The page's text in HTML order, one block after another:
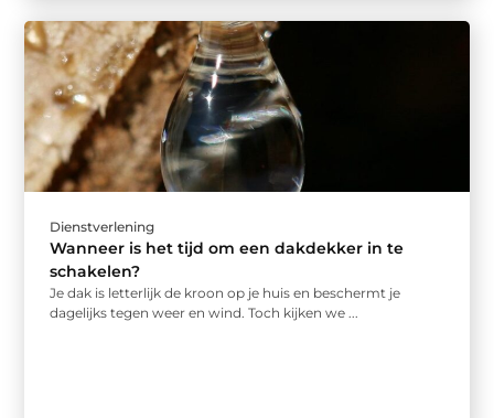
Dienstverlening
Wanneer is het tijd om een dakdekker in te
schakelen?
Je dak is letterlijk de kroon op je huis en beschermt je
dagelijks tegen weer en wind. Toch kijken we ...